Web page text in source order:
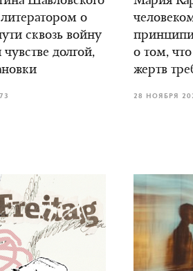
о
сквозь войну
долгой,
о том,
жертв
28 НОЯБРЯ